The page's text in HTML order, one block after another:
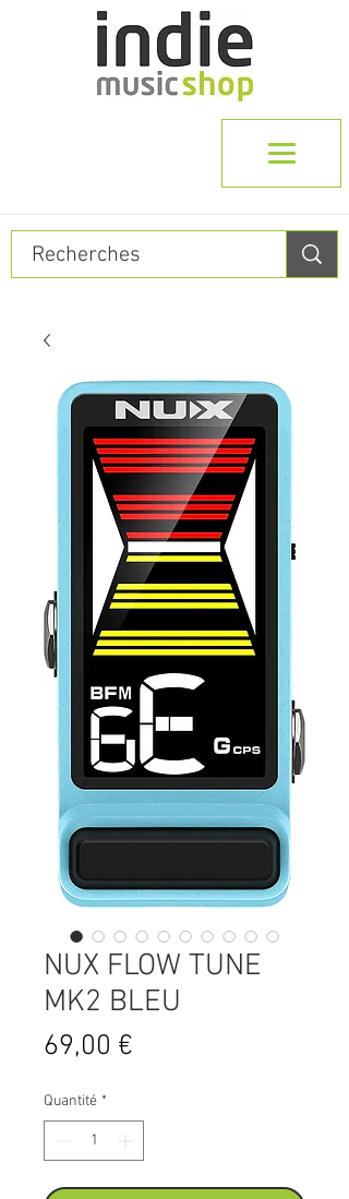
NUX FLOW TUNE
MK2 BLEU
69,00 €
Quantité *